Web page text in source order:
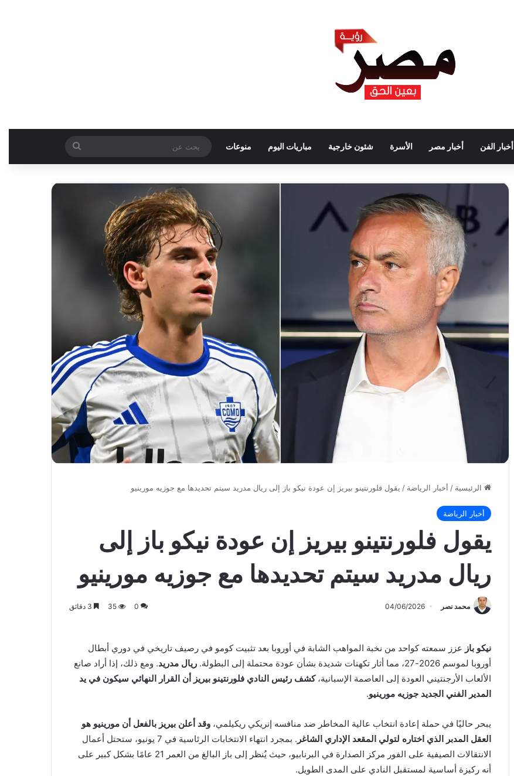
أخبار الفن أخبار مصر الأسرة شئون خارجية مباريات اليوم منوعات
بحث
عن
الرئيسية / أخبار الرياضة / يقول فلورنتينو بيريز إن عودة نيكو باز إلى ريال مدريد سيتم تحديدها مع جوزيه مورينيو
أخبار الرياضة
يقول فلورنتينو بيريز إن عودة نيكو باز إلى
ريال مدريد سيتم تحديدها مع جوزيه مورينيو
محمد نصر 04/06/2026
0
35
نيكو باز عزز سمعته كواحد من نخبة المواهب الشابة في أوروبا بعد تثبيت كومو في رصيف تاريخي في دوري أبطال
أوروبا لموسم 2026-27، مما أثار تكهنات شديدة بشأن عودة محتملة إلى البطولة.
ريال مدريد. ومع ذلك، إذا أراد صانع
الألعاب الأرجنتيني العودة إلى العاصمة الإسبانية،كشف رئيس النادي فلورنتينو بيريز أن القرار النهائي سيكون في يد
المدير الفني الجديد جوزيه مورينيو.
يبحر حاليًا في حملة إعادة انتخاب عالية المخاطر ضد منافسه إنريكي ريكيلمي، وقد أعلن بيريز بالفعل أن مورينيو هو
العقل المدبر الذي اختاره لتولي المقعد الإداري الشاغر
. بمجرد انتهاء الانتخابات الرئاسية في 7 يونيو، ستحتل أعمال
الانتقالات الصيفية على الفور مركز الصدارة في البرنابيو، حيث يُنظر إلى باز البالغ من العمر 21 عامًا بشكل كبير على
أنه ركيزة أساسية لمستقبل النادي على المدى الطويل.